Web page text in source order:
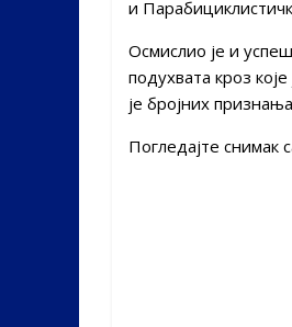
и
Осмислио је и
подухвата кроз
је бројних
Погледајте снимак